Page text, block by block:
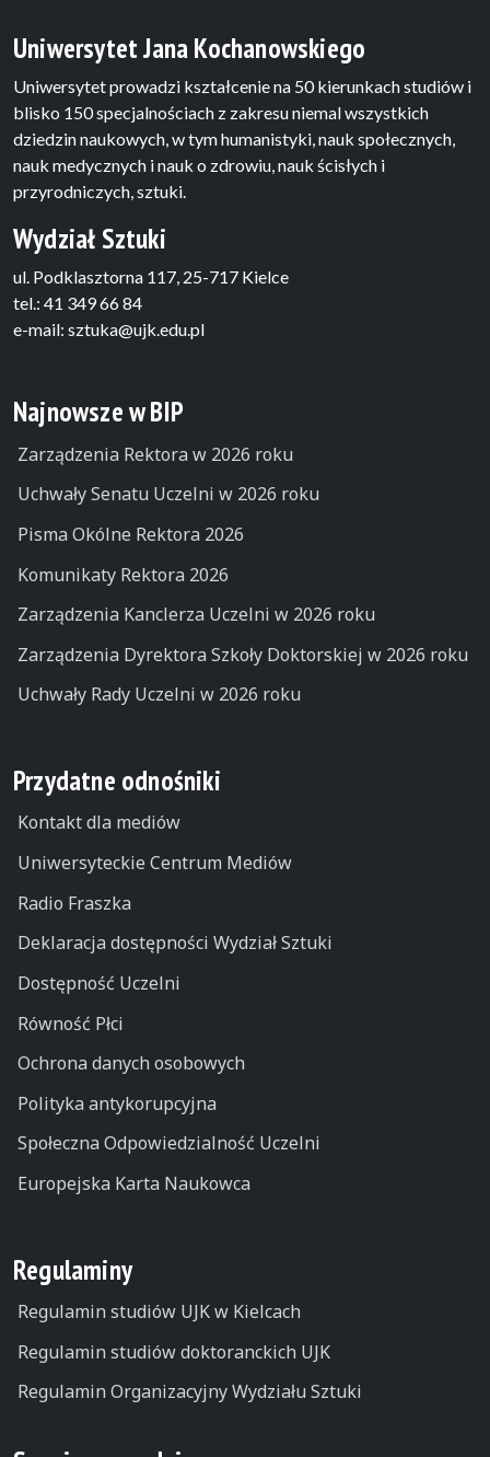
Uniwersytet Jana Kochanowskiego
Uniwersytet prowadzi kształcenie na 50 kierunkach studiów i
blisko 150 specjalnościach z zakresu niemal wszystkich
dziedzin naukowych, w tym humanistyki, nauk społecznych,
nauk medycznych i nauk o zdrowiu, nauk ścisłych i
przyrodniczych, sztuki.
Wydział Sztuki
ul. Podklasztorna 117, 25-717 Kielce
tel.: 41 349 66 84
e-mail: sztuka@ujk.edu.pl
Najnowsze w BIP
Zarządzenia Rektora w 2026 roku
Uchwały Senatu Uczelni w 2026 roku
Pisma Okólne Rektora 2026
Komunikaty Rektora 2026
Zarządzenia Kanclerza Uczelni w 2026 roku
Zarządzenia Dyrektora Szkoły Doktorskiej w 2026 roku
Uchwały Rady Uczelni w 2026 roku
Przydatne odnośniki
Kontakt dla mediów
Uniwersyteckie Centrum Mediów
Radio Fraszka
Deklaracja dostępności Wydział Sztuki
Dostępność Uczelni
Równość Płci
Ochrona danych osobowych
Polityka antykorupcyjna
Społeczna Odpowiedzialność Uczelni
Europejska Karta Naukowca
Regulaminy
Regulamin studiów UJK w Kielcach
Regulamin studiów doktoranckich UJK
Regulamin Organizacyjny Wydziału Sztuki